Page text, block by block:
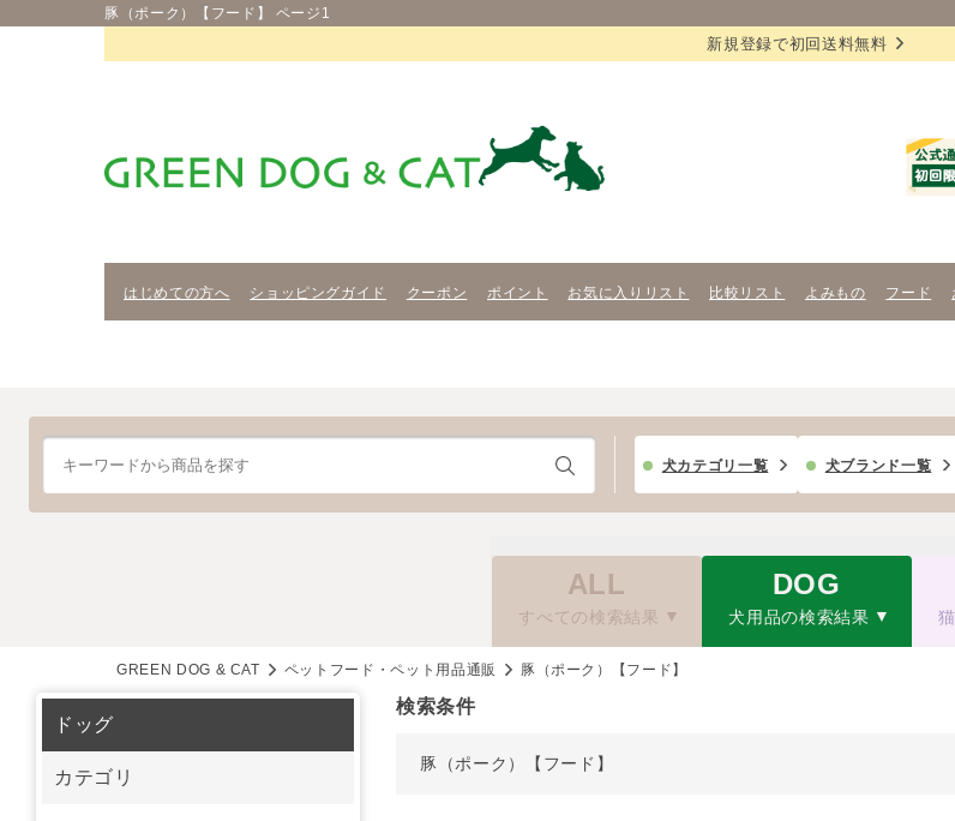
豚（ポーク）【フード】 ページ1
新規登録で初回送料無料
はじめての方へ ショッピングガイド クーポン ポイント お気に入りリスト 比較リスト よみもの フード
犬カテゴリ一覧 犬ブランド一覧
ALL
すべての検索結果
DOG
犬用品の検索結果
GREEN DOG & CAT ペットフード・ペット用品通販 豚（ポーク）【フード】
検索条件
豚（ポーク）【フード】
ドッグ
カテゴリ